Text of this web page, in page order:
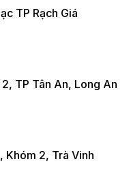
TP Rạch Giá
TP Tân An, Long An
Khóm 2, Trà Vinh